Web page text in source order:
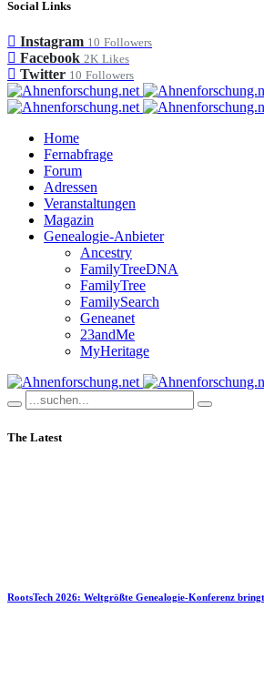
Social Links
Instagram 10 Followers
Facebook 2K Likes
Twitter 10 Followers
Home
Fernabfrage
Forum
Adressen
Veranstaltungen
Magazin
Genealogie-Anbieter
Ancestry
FamilyTreeDNA
FamilyTree
FamilySearch
Geneanet
23andMe
MyHeritage
The Latest
RootsTech 2026: Weltgrößte Genealogie-Konferenz